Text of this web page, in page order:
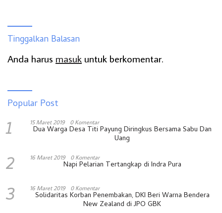
Tinggalkan Balasan
Anda harus masuk untuk berkomentar.
Popular Post
1 15 Maret 2019 0 Komentar
Dua Warga Desa Titi Payung Diringkus Bersama Sabu Dan
Uang
2 16 Maret 2019 0 Komentar
Napi Pelarian Tertangkap di Indra Pura
3 16 Maret 2019 0 Komentar
Solidaritas Korban Penembakan, DKI Beri Warna Bendera
New Zealand di JPO GBK